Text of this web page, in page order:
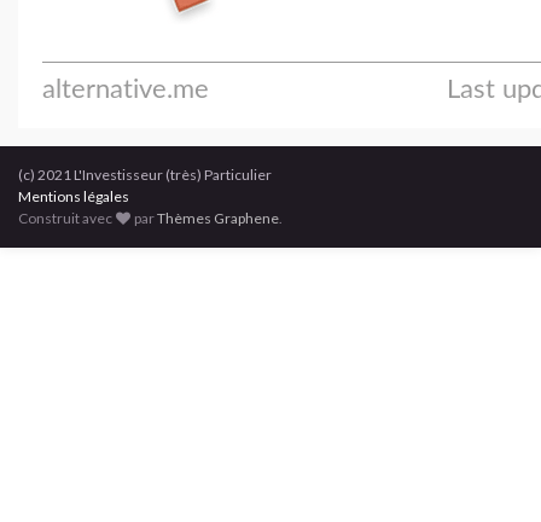
(c) 2021 L'Investisseur (très) Particulier
Mentions légales
Construit avec
parThèmes Graphene.